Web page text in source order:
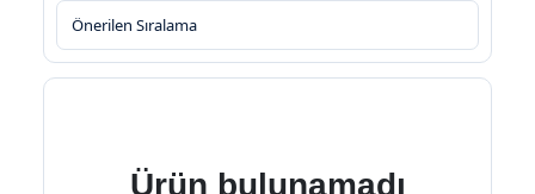
Ürün bulunamadı